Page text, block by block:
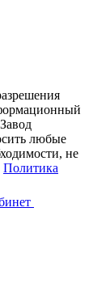
любые
не
Политика